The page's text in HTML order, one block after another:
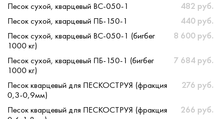
Песок сухой, кварцевый ВС-050-1
482 руб.
Песок сухой, кварцевый ПБ-150-1
440 руб.
Песок сухой, кварцевый ВС-050-1 (бигбег
1000 кг)
8 600 руб.
Песок сухой, кварцевый ПБ-150-1 (бигбег
1000 кг)
7 684 руб.
Песок кварцевый для ПЕСКОСТРУЯ (фракция
0,3-0,9мм)
276 руб.
Песок кварцевый для ПЕСКОСТРУЯ (фракция
266 руб.